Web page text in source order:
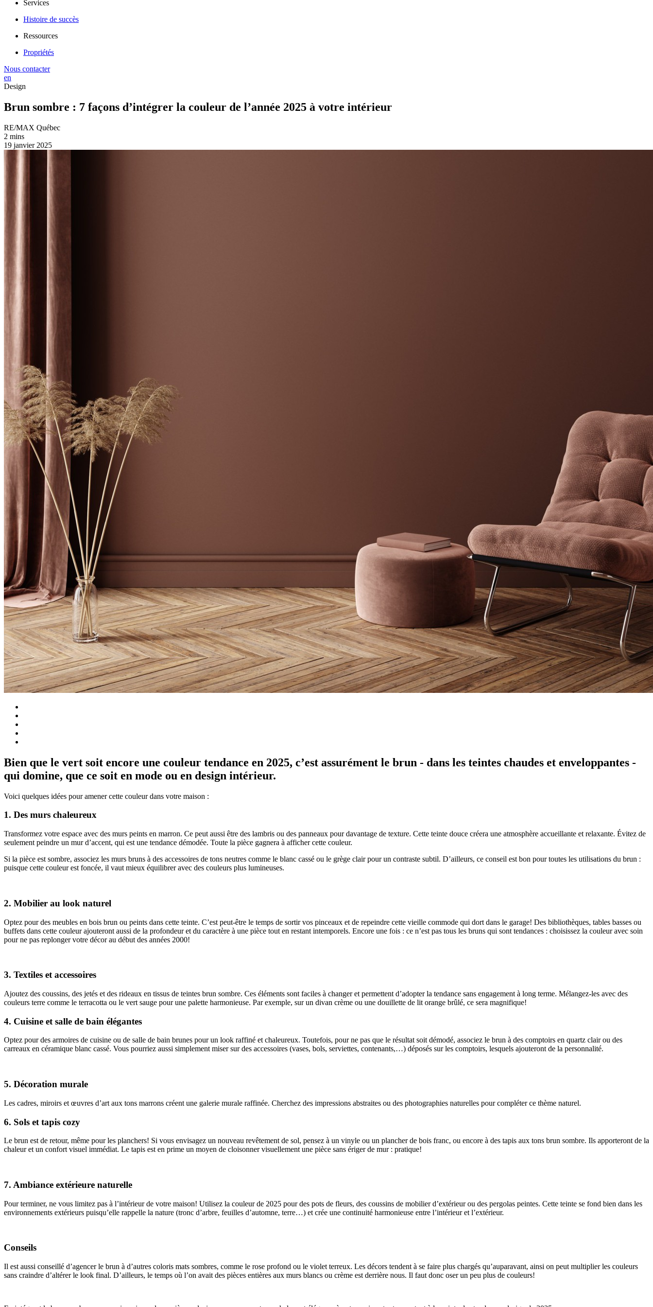
Services
Histoire de succès
Ressources
Propriétés
Nous contacter
en
Design
Brun sombre : 7 façons d’intégrer la couleur de l’année 2025 à votre intérieur
RE/MAX Québec
2 mins
19 janvier 2025
Bien que le vert soit encore une couleur tendance en 2025, c’est assurément le brun - dans les teintes chaudes et enveloppantes -
qui domine, que ce soit en mode ou en design intérieur.
Voici quelques idées pour amener cette couleur dans votre maison :
1. Des murs chaleureux
Transformez votre espace avec des murs peints en marron. Ce peut aussi être des lambris ou des panneaux pour davantage de texture. Cette teinte douce créera une atmosphère accueillante et relaxante. Évitez de
seulement peindre un mur d’accent, qui est une tendance démodée. Toute la pièce gagnera à afficher cette couleur.
Si la pièce est sombre, associez les murs bruns à des accessoires de tons neutres comme le blanc cassé ou le grège clair pour un contraste subtil. D’ailleurs, ce conseil est bon pour toutes les utilisations du brun :
puisque cette couleur est foncée, il vaut mieux équilibrer avec des couleurs plus lumineuses.
2. Mobilier au look naturel
Optez pour des meubles en bois brun ou peints dans cette teinte. C’est peut-être le temps de sortir vos pinceaux et de repeindre cette vieille commode qui dort dans le garage! Des bibliothèques, tables basses ou
buffets dans cette couleur ajouteront aussi de la profondeur et du caractère à une pièce tout en restant intemporels. Encore une fois : ce n’est pas tous les bruns qui sont tendances : choisissez la couleur avec soin
pour ne pas replonger votre décor au début des années 2000!
3. Textiles et accessoires
Ajoutez des coussins, des jetés et des rideaux en tissus de teintes brun sombre. Ces éléments sont faciles à changer et permettent d’adopter la tendance sans engagement à long terme. Mélangez-les avec des
couleurs terre comme le terracotta ou le vert sauge pour une palette harmonieuse. Par exemple, sur un divan crème ou une douillette de lit orange brûlé, ce sera magnifique!
4. Cuisine et salle de bain élégantes
Optez pour des armoires de cuisine ou de salle de bain brunes pour un look raffiné et chaleureux. Toutefois, pour ne pas que le résultat soit démodé, associez le brun à des comptoirs en quartz clair ou des
carreaux en céramique blanc cassé. Vous pourriez aussi simplement miser sur des accessoires (vases, bols, serviettes, contenants,…) déposés sur les comptoirs, lesquels ajouteront de la personnalité.
5. Décoration murale
Les cadres, miroirs et œuvres d’art aux tons marrons créent une galerie murale raffinée. Cherchez des impressions abstraites ou des photographies naturelles pour compléter ce thème naturel.
6. Sols et tapis cozy
Le brun est de retour, même pour les planchers! Si vous envisagez un nouveau revêtement de sol, pensez à un vinyle ou un plancher de bois franc, ou encore à des tapis aux tons brun sombre. Ils apporteront de la
chaleur et un confort visuel immédiat. Le tapis est en prime un moyen de cloisonner visuellement une pièce sans ériger de mur : pratique!
7. Ambiance extérieure naturelle
Pour terminer, ne vous limitez pas à l’intérieur de votre maison! Utilisez la couleur de 2025 pour des pots de fleurs, des coussins de mobilier d’extérieur ou des pergolas peintes. Cette teinte se fond bien dans les
environnements extérieurs puisqu’elle rappelle la nature (tronc d’arbre, feuilles d’automne, terre…) et crée une continuité harmonieuse entre l’intérieur et l’extérieur.
Conseils
Il est aussi conseillé d’agencer le brun à d’autres coloris mats sombres, comme le rose profond ou le violet terreux. Les décors tendent à se faire plus chargés qu’auparavant, ainsi on peut multiplier les couleurs
sans craindre d’altérer le look final. D’ailleurs, le temps où l’on avait des pièces entières aux murs blancs ou crème est derrière nous. Il faut donc oser un peu plus de couleurs!